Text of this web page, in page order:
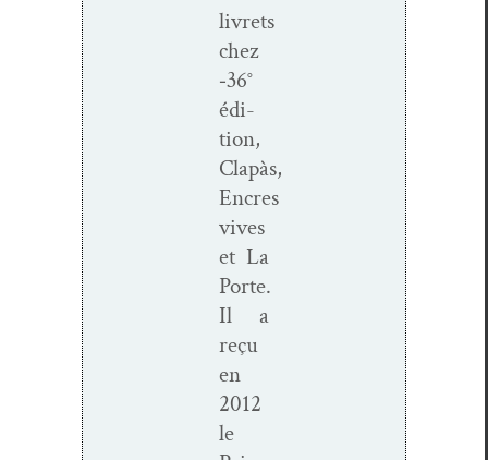
livrets
chez
‑36°
édi­
tion,
Clapàs,
Encres
vives
et La
Porte.
Il a
reçu
en
2012
le